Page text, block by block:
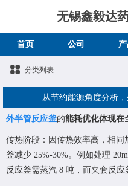
无锡鑫毅达
首页 公司
分类列表
从节约能源角度分析
外半管反应釜的能耗优化体现在
传热阶段：因传热效率高，相
釜减少 25%-30%。例如处理
反应釜需蒸汽 8 吨，而夹套反应